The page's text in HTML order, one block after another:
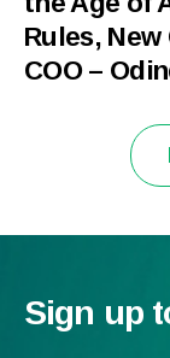
Rules,
COO –
Sign up